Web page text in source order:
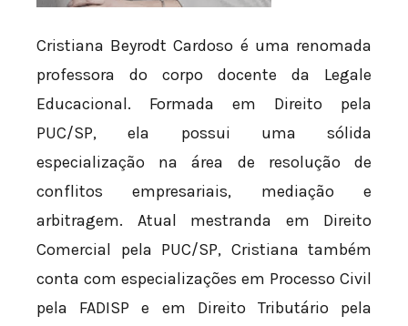
Cristiana Beyrodt Cardoso é uma renomada
professora do corpo docente da Legale
Educacional. Formada em Direito pela
PUC/SP, ela possui uma sólida
especialização na área de resolução de
conflitos empresariais, mediação e
arbitragem. Atual mestranda em Direito
Comercial pela PUC/SP, Cristiana também
conta com especializações em Processo Civil
pela FADISP e em Direito Tributário pela